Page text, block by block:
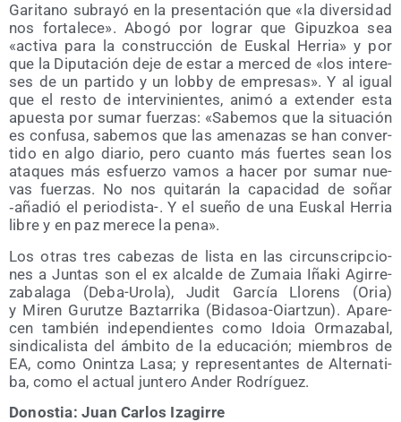
Gari­tano sub­ra­yó en la pre­sen­ta­ción que «la diver­si­dad
nos for­ta­le­ce». Abo­gó por lograr que Gipuz­koa sea
«acti­va para la cons­truc­ción de Eus­kal Herria» y por
que la Dipu­tación deje de estar a mer­ced de «los intere­
ses de un par­ti­do y un lobby de empre­sas». Y al igual
que el res­to de inter­vi­nien­tes, ani­mó a exten­der esta
apues­ta por sumar fuer­zas: «Sabe­mos que la situa­ción
es con­fu­sa, sabe­mos que las ame­na­zas se han con­ver­
ti­do en algo dia­rio, pero cuan­to más fuer­tes sean los
ata­ques más esfuer­zo vamos a hacer por sumar nue­
vas fuer­zas. No nos qui­ta­rán la capa­ci­dad de soñar
‑aña­dió el perio­dis­ta-. Y el sue­ño de una Eus­kal Herria
libre y en paz mere­ce la pena».
Los otras tres cabe­zas de lis­ta en las cir­cuns­crip­cio­
nes a Jun­tas son el ex alcal­de de Zumaia Iña­ki Agi­rre­
za­ba­la­ga (Deba-Uro­la), Judit Gar­cía Llo­rens (Oria)
y Miren Gurutze Baz­ta­rri­ka (Bida­soa-Oiar­tzun). Apa­re­
cen tam­bién inde­pen­dien­tes como Idoia Orma­za­bal,
sin­di­ca­lis­ta del ámbi­to de la edu­ca­ción; miem­bros de
EA, como Onin­tza Lasa; y repre­sen­tan­tes de Alter­na­ti­
ba, como el actual jun­te­ro Ander Rodríguez.
Donos­tia: Juan Car­los Izagirre